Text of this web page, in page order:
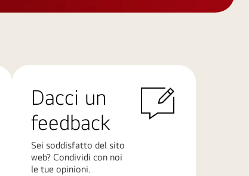
Dacci un
feedback
Sei soddisfatto del sito
web? Condividi con noi
le tue opinioni.